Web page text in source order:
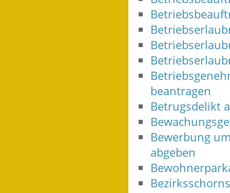
beantragen
Betrugsdelikt
Bewerbung
abgeben